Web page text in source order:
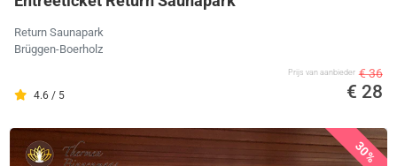
Return Saunapark
Brüggen-Boerholz
4.6 / 5
Prijs van aanbieder € 36
€ 28
30%